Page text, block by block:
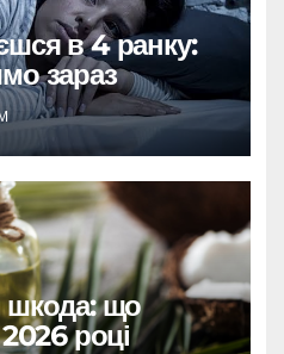
в 4 ранку:
зараз
шкода: що
році